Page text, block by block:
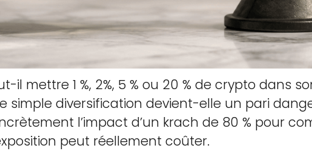
il mettre 1 %, 2%, 5 % ou 20 % de crypto dans
simple diversification devient-elle un pari
l’impact d’un krach de 80 % pour
peut réellement coûter.